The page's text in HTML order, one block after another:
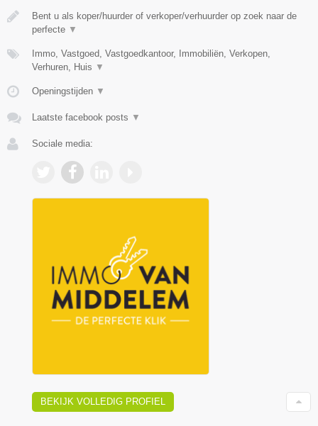
Bent u als koper/huurder of verkoper/verhuurder op zoek naar de
perfecte ▼
Immo, Vastgoed, Vastgoedkantoor, Immobiliën, Verkopen,
Verhuren, Huis ▼
Openingstijden ▼
Laatste facebook posts ▼
Sociale media:
BEKIJK VOLLEDIG PROFIEL